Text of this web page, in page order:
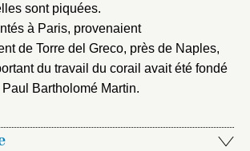
sont piquées.
à Paris, provenaient
de Torre del Greco, près de Naples,
du travail du corail avait été fondé
Bartholomé Martin.